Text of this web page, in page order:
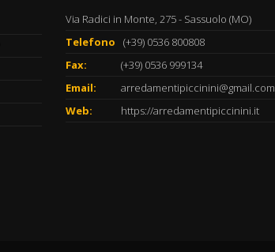
Via Radici in Monte, 275 - Sassuolo (MO)
Telefono
(+39) 0536 800808
Fax:
(+39) 0536 999134
Email:
arredamentipiccinini@gmail.com
Web:
https://arredamentipiccinini.it